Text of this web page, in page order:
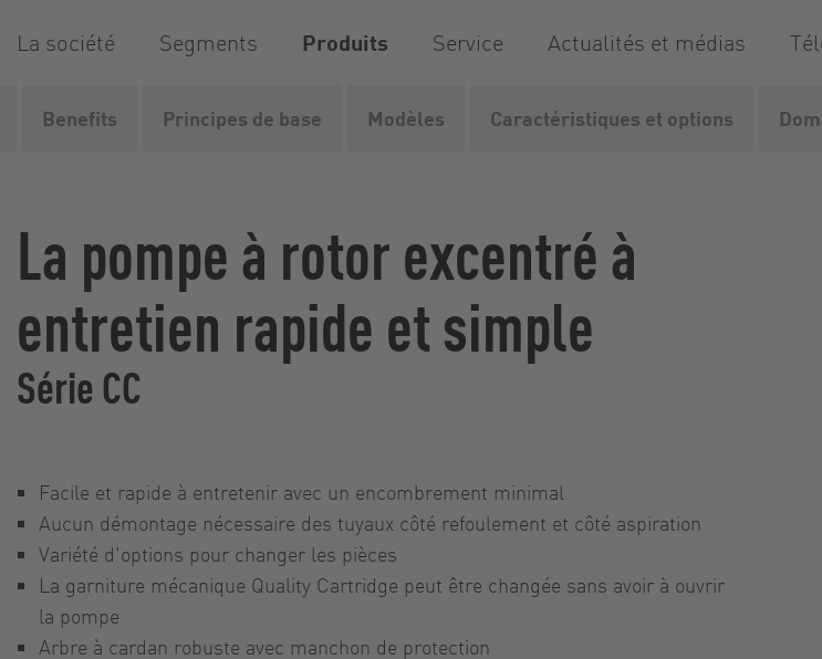
La société Segments Produits Service Actualités et médias
Vogelsang Produits Pompes Pompes à rotor excentré Série CC
La pompe à rotor excentré à
entretien rapide et simple
Série CC
Facile et rapide à entretenir avec un encombrement minimal
Aucun démontage nécessaire des tuyaux côté refoulement et côté aspiration
Variété d'options pour changer les pièces
La garniture mécanique Quality Cartridge peut être changée sans avoir à ouvrir
la pompe
Arbre à cardan robuste avec manchon de protection
Benefits Principes de base Modèles Caractéristiques et options